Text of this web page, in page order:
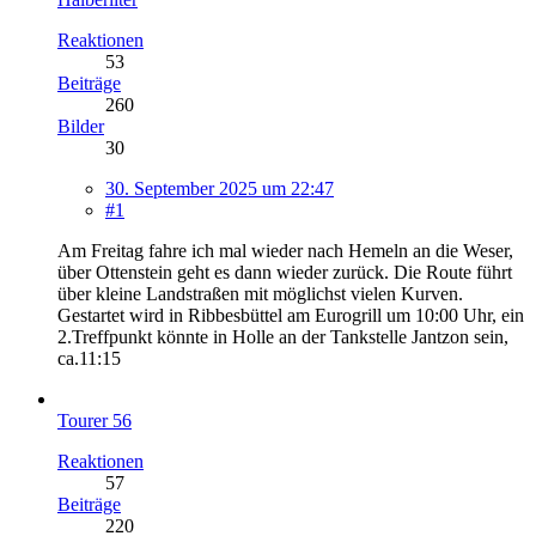
Reaktionen
53
Beiträge
260
Bilder
30
30. September 2025 um 22:47
#1
Am Freitag fahre ich mal wieder nach Hemeln an die Weser,
über Ottenstein geht es dann wieder zurück. Die Route führt
über kleine Landstraßen mit möglichst vielen Kurven.
Gestartet wird in Ribbesbüttel am Eurogrill um 10:00 Uhr, ein
2.Treffpunkt könnte in Holle an der Tankstelle Jantzon sein,
ca.11:15
Tourer 56
Reaktionen
57
Beiträge
220